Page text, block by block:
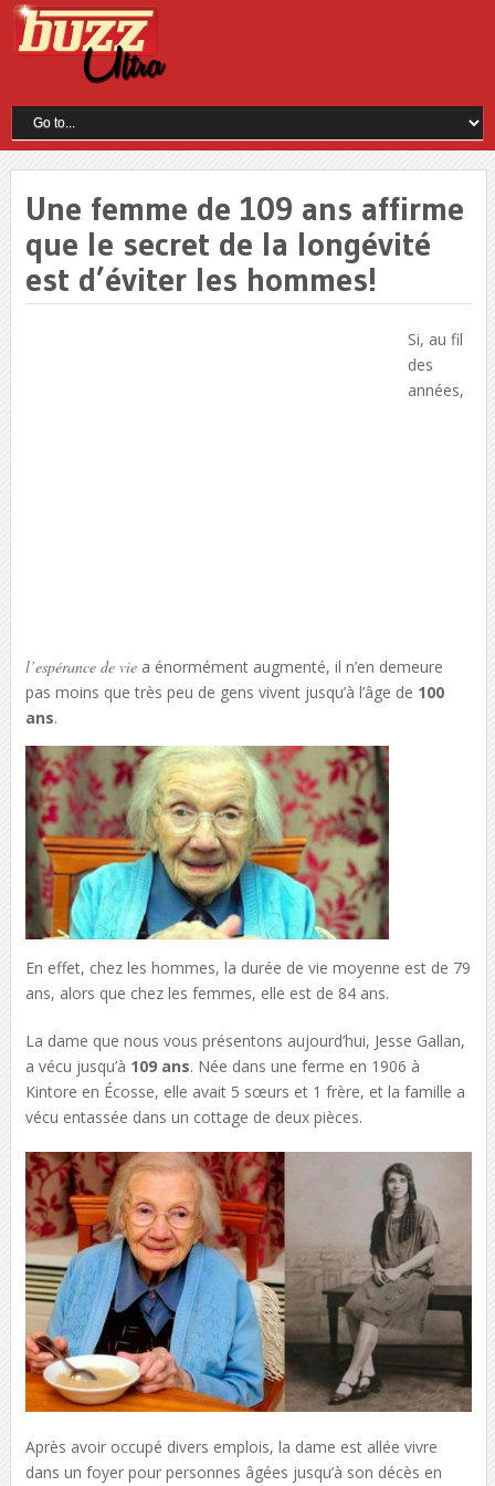
Une femme de 109 ans affirme
que le secret de la longévité
est d’éviter les hommes!
Si, au fil
des
années,
l’espérance de viea énormément augmenté, il n’en demeure
pas moins que très peu de gens vivent jusqu’à l’âge de 100
ans.
En effet, chez les hommes, la durée de vie moyenne est de 79
ans, alors que chez les femmes, elle est de 84 ans.
La dame que nous vous présentons aujourd’hui, Jesse Gallan,
a vécu jusqu’à 109 ans. Née dans une ferme en 1906 à
Kintore en Écosse, elle avait 5 sœurs et 1 frère, et la famille a
vécu entassée dans un cottage de deux pièces.
Après avoir occupé divers emplois, la dame est allée vivre
dans un foyer pour personnes âgées jusqu’à son décès en